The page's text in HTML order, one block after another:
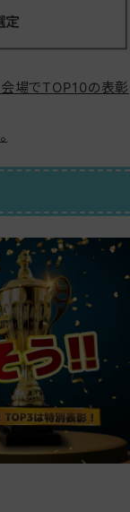
場でTOP10の表彰